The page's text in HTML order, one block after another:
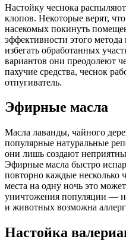
Настойку чеснока
клопов. Некоторые верят, что
насекомых покинуть
эффективности этого
избегать обработанных
вариантов они преодолеют
пахучие средства, чеснок
отпугиватель.
Эфирные масла
Масла лаванды, чайного
популярные натуральные
они лишь создают
Эфирные масла быстро
повторно каждые несколько
места на одну ночь это
уничтожения популяции —
и животных возможна
Настойка